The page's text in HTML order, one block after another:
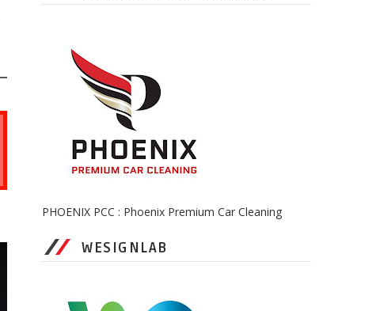
PHOENIX PCC : Phoenix Premium Car Cleaning
WESIGNLAB